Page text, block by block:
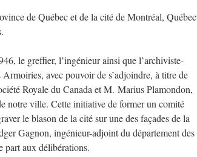
de Québec et de la cité de Montréal, Québec
le greffier, l’ingénieur ainsi que l’archiviste-
avec pouvoir de s’adjoindre, à titre de
Royale du Canada et M. Marius Plamondon,
notre ville. Cette initiative de former un comité
le blason de la cité sur une des façades de la
Gagnon, ingénieur-adjoint du département des
part aux délibérations.